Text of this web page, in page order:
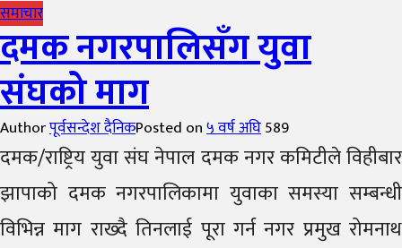
समाचार
दमक नगरपालिसँग युवा
संघको माग
Authorपूर्वसन्देश दैनिकPosted on५ वर्ष अघि589
दमक/राष्ट्रिय युवा संघ नेपाल दमक नगर कमिटीले विहीबार
झापाको दमक नगरपालिकामा युवाका समस्या सम्बन्धी
विभिन्न माग राख्दै तिनलाई पूरा गर्न नगर प्रमुख रोमनाथ